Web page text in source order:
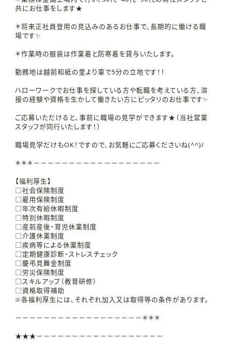
共にお仕事をします★
＊将来正社員登用の見込みのあるお仕事で、長期的に働ける職
場です✨
＊作業時の服装は作業着と防寒着を貸与いたします。
勤務地は越前和紙の里より車で5分の立地です！！
ハローワークでお仕事を探している方や転職を考えている方、溶
接の経験や資格を生かして働きたい方にピッタリのお仕事です✨
ご応募いただけると、事前に職場の見学ができます★（当社営業
スタッフが同行いたします！）
職場見学だけもOK！ですので、お気軽にご応募くださいね(^^)/
＊＊＊－－－－－－－－－－－－－－－－－－
【福利厚生】
□社会保険制度
□雇用保険制度
□年次有給休暇制度
□特別休暇制度
□産前産後・育児休業制度
□介護休業制度
□疾病等による休業制度
□定期健康診断・ストレスチェック
□慶弔見舞金制度
□労災保険制度
□スキルアップ（教育研修）
□資格取得補助
※各福利厚生には、それぞれ加入又は取得等の条件があります。
－－－－－－－－－－－－－－－－－－＊＊＊
★★★－－－－－－－－－－－－－－－－－－